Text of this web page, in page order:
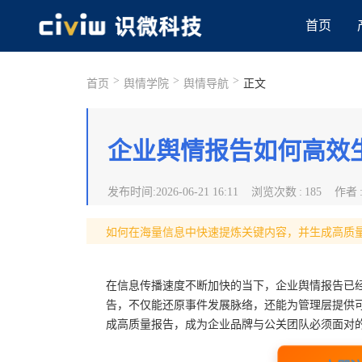
首页
首页 > 舆情学院 > 舆情导航 > 正文
企业舆情报告如何高效
发布时间 :2026-06-21 16:11 浏览次数 : 185 作者 :
如何在海量信息中快速提炼关键内容，并生成高
在信息传播速度不断加快的当下，企业舆情报告已
告，不仅能还原事件发展脉络，还能为管理层提
成高质量报告，成为企业品牌与公关团队必须面对